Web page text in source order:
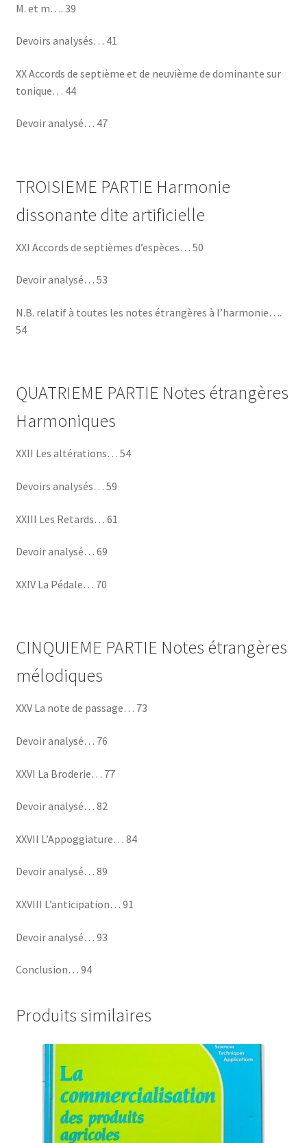
M. et m…. 39
Devoirs analysés… 41
XX Accords de septième et de neuvième de dominante sur
tonique… 44
Devoir analysé… 47
TROISIEME PARTIE Harmonie
dissonante dite artificielle
XXI Accords de septièmes d’espèces… 50
Devoir analysé… 53
N.B. relatif à toutes les notes étrangères à l’harmonie….
54
QUATRIEME PARTIE Notes étrangères
Harmoniques
XXII Les altérations… 54
Devoirs analysés… 59
XXIII Les Retards… 61
Devoir analysé… 69
XXIV La Pédale… 70
CINQUIEME PARTIE Notes étrangères
mélodiques
XXV La note de passage… 73
Devoir analysé… 76
XXVI La Broderie… 77
Devoir analysé… 82
XXVII L’Appoggiature… 84
Devoir analysé… 89
XXVIII L’anticipation… 91
Devoir analysé… 93
Conclusion… 94
Produits similaires